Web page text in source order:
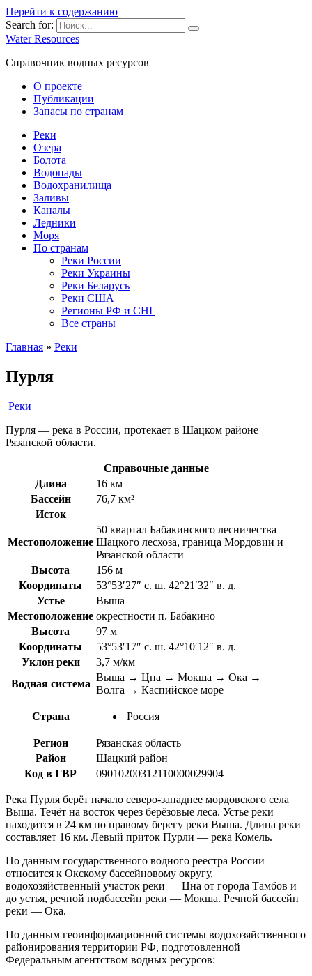
Перейти к содержанию
Search for:
Water Resources
Справочник водных ресурсов
О проекте
Публикации
Запасы по странам
Реки
Озера
Болота
Водопады
Водохранилища
Заливы
Каналы
Ледники
Моря
По странам
Реки России
Реки Украины
Реки Беларусь
Реки США
Регионы РФ и СНГ
Все страны
Главная » Реки
Пурля
Реки
Пурля — река в России, протекает в Шацком районе
Рязанской области.
Справочные данные
Длина
16 км
Бассейн
76,7 км²
Исток
Местоположение
50 квартал Бабакинского лесничества
Шацкого лесхоза, граница Мордовии и
Рязанской области
Высота
156 м
Координаты
53°53′27″ с. ш. 42°21′32″ в. д.
Устье
Выша
Местоположение окрестности п. Бабакино
Высота
97 м
Координаты
53°53′17″ с. ш. 42°10′12″ в. д.
Уклон реки
3,7 м/км
Водная система
Выша → Цна → Мокша → Ока →
Волга → Каспийское море
Страна Россия
Регион
Рязанская область
Район
Шацкий район
Код в ГВР
09010200312110000029904
Река Пурля берёт начало северо-западнее мордовского села
Выша. Течёт на восток через берёзовые леса. Устье реки
находится в 24 км по правому берегу реки Выша. Длина реки
составляет 16 км. Левый приток Пурли — река Комель.
По данным государственного водного реестра России
относится к Окскому бассейновому округу,
водохозяйственный участок реки — Цна от города Тамбов и
до устья, речной подбассейн реки — Мокша. Речной бассейн
реки — Ока.
По данным геоинформационной системы водохозяйственного
районирования территории РФ, подготовленной
Федеральным агентством водных ресурсов: